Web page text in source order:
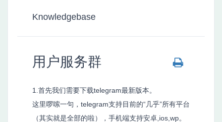
Knowledgebase
用户服务群
1.首先我们需要下载telegram最新版本。
这里啰嗦一句，telegram支持目前的“几乎”所有平台
（其实就是全部的啦），手机端支持安卓,ios,wp。